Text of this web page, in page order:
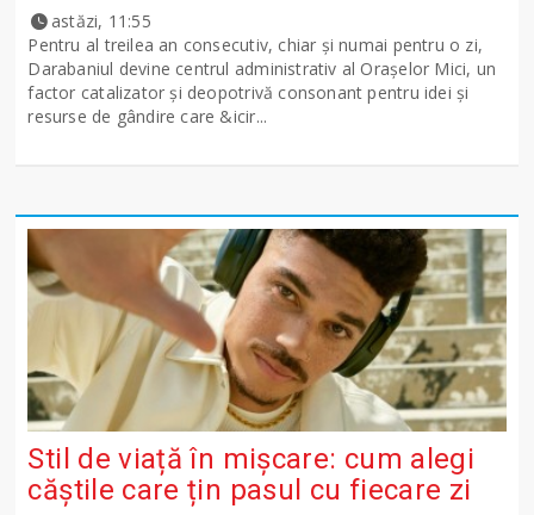
astăzi, 11:55
Pentru al treilea an consecutiv, chiar și numai pentru o zi,
Darabaniul devine centrul administrativ al Orașelor Mici, un
factor catalizator și deopotrivă consonant pentru idei și
resurse de gândire care &icir...
Stil de viață în mișcare: cum alegi
căștile care țin pasul cu fiecare zi